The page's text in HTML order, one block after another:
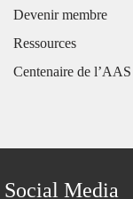
Devenir membre
Ressources
Centenaire de l’AAS
Social Media